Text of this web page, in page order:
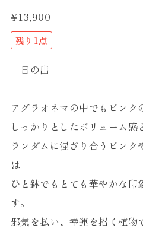
¥13,900
残り1点
「日の出」
アグラオネマの中でもピンク
しっかりとしたボリューム感
ランダムに混ざり合うピンク
は
ひと鉢でもとても華やかな印
す。
邪気を払い、幸運を招く植物